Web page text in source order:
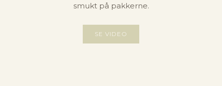
smukt på pakkerne.
SE VIDEO